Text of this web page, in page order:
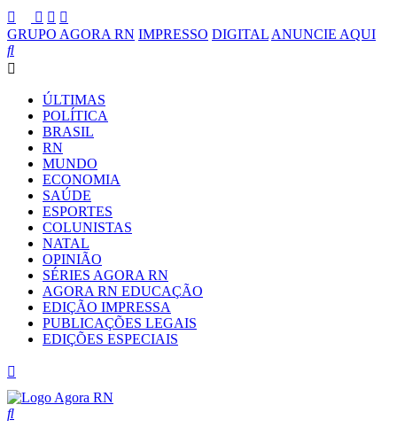
GRUPO AGORA RN IMPRESSO DIGITAL ANUNCIE AQUI
ÚLTIMAS
POLÍTICA
BRASIL
RN
MUNDO
ECONOMIA
SAÚDE
ESPORTES
COLUNISTAS
NATAL
OPINIÃO
SÉRIES AGORA RN
AGORA RN EDUCAÇÃO
EDIÇÃO IMPRESSA
PUBLICAÇÕES LEGAIS
EDIÇÕES ESPECIAIS